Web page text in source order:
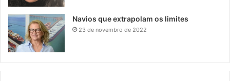
Navios que extrapolam os limites
23 de novembro de 2022